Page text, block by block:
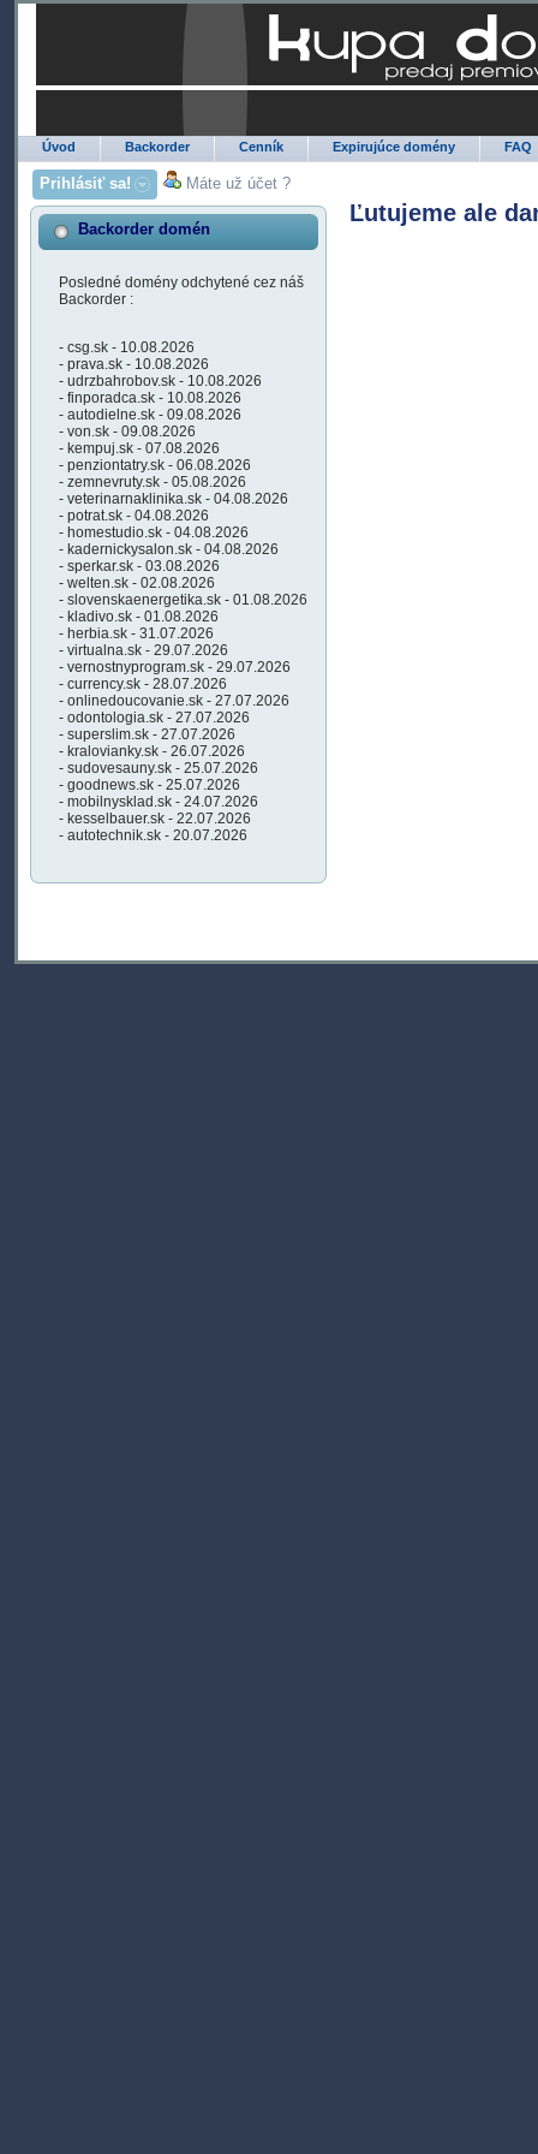
Úvod Backorder Cenník Expirujúce domény FAQ
Prihlásiť sa! Máte už účet ?
Backorder domén
Posledné domény odchytené cez náš
Backorder :
- csg.sk - 10.08.2026
- prava.sk - 10.08.2026
- udrzbahrobov.sk - 10.08.2026
- finporadca.sk - 10.08.2026
- autodielne.sk - 09.08.2026
- von.sk - 09.08.2026
- kempuj.sk - 07.08.2026
- penziontatry.sk - 06.08.2026
- zemnevruty.sk - 05.08.2026
- veterinarnaklinika.sk - 04.08.2026
- potrat.sk - 04.08.2026
- homestudio.sk - 04.08.2026
- kadernickysalon.sk - 04.08.2026
- sperkar.sk - 03.08.2026
- welten.sk - 02.08.2026
- slovenskaenergetika.sk - 01.08.2026
- kladivo.sk - 01.08.2026
- herbia.sk - 31.07.2026
- virtualna.sk - 29.07.2026
- vernostnyprogram.sk - 29.07.2026
- currency.sk - 28.07.2026
- onlinedoucovanie.sk - 27.07.2026
- odontologia.sk - 27.07.2026
- superslim.sk - 27.07.2026
- kralovianky.sk - 26.07.2026
- sudovesauny.sk - 25.07.2026
- goodnews.sk - 25.07.2026
- mobilnysklad.sk - 24.07.2026
- kesselbauer.sk - 22.07.2026
- autotechnik.sk - 20.07.2026
Ľutujeme ale